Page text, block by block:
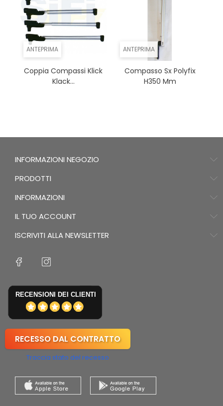
ANTEPRIMA
Coppia Compassi Klick
Klack...
ANTEPRIMA
Compasso Sx Polyfix
H350 Mm
INFORMAZIONI NEGOZIO
PRODOTTI
INFORMAZIONI
IL TUO ACCOUNT
ISCRIVITI ALLA NEWSLETTER
RECENSIONI DEI CLIENTI
RECESSO DAL CONTRATTO
Traccia stato del recesso